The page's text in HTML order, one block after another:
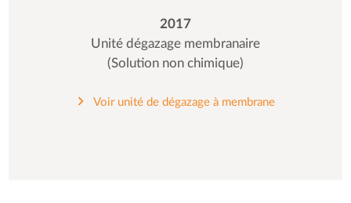
2017
Unité dégazage membranaire
(Solution non chimique)
Voir unité de dégazage à membrane